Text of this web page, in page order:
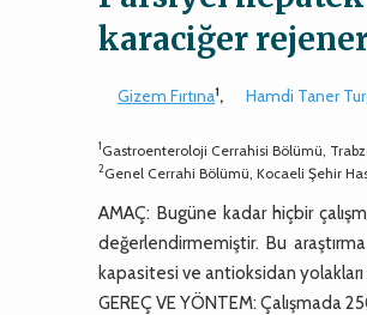
karaciğer
Gizem Fırtına1, Hamdi Taner
1Gastroenteroloji Cerrahisi Bölümü,
2Genel Cerrahi Bölümü, Kocaeli Şehir
AMAÇ: Bugüne kadar hiçbir
değerlendirmemiştir. Bu
kapasitesi ve antioksidan
GEREÇ VE YÖNTEM: Çalışmada